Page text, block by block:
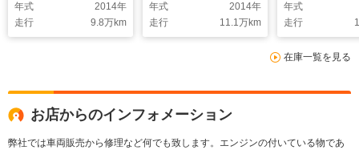
年式
2014年
走行
9.8万km
年式
2014年
走行
11.1万km
年式
走行
在庫一覧を見る
お店からのインフォメーション
弊社では車両販売から修理など何でも致します。エンジンの付いている物であ